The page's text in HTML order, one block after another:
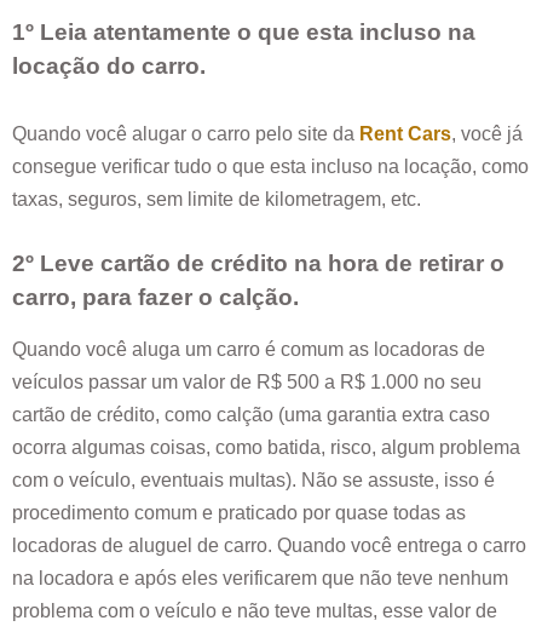
1º Leia atentamente o que esta incluso na
locação do carro.
Quando você alugar o carro pelo site da Rent Cars, você já
consegue verificar tudo o que esta incluso na locação, como
taxas, seguros, sem limite de kilometragem, etc.
2º Leve cartão de crédito na hora de retirar o
carro, para fazer o calção.
Quando você aluga um carro é comum as locadoras de
veículos passar um valor de R$ 500 a R$ 1.000 no seu
cartão de crédito, como calção (uma garantia extra caso
ocorra algumas coisas, como batida, risco, algum problema
com o veículo, eventuais multas). Não se assuste, isso é
procedimento comum e praticado por quase todas as
locadoras de aluguel de carro. Quando você entrega o carro
na locadora e após eles verificarem que não teve nenhum
problema com o veículo e não teve multas, esse valor de